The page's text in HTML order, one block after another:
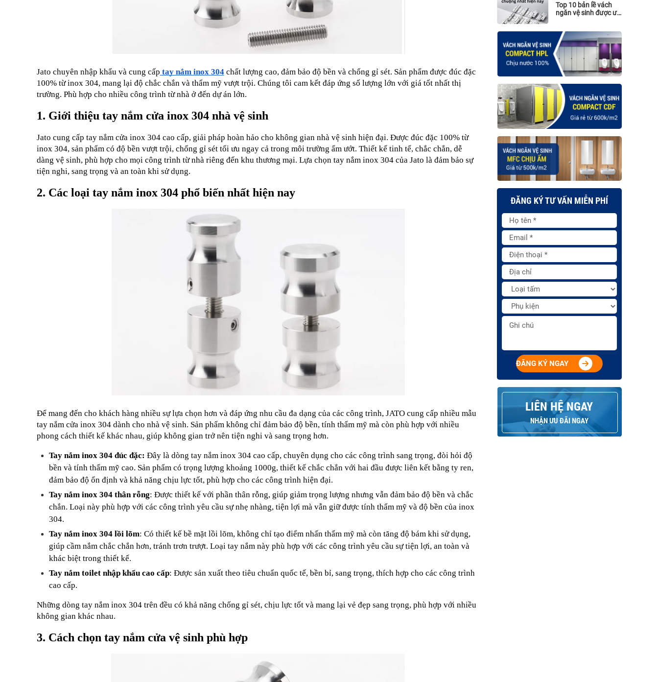
Jato chuyên nhập khẩu và cung cấp tay nắm inox 304 chất lượng cao, đảm bảo độ bền và chống gỉ sét. Sản phẩm được đúc đặc
100% từ inox 304, mang lại độ chắc chắn và thẩm mỹ vượt trội. Chúng tôi cam kết đáp ứng số lượng lớn với giá tốt nhất thị
trường. Phù hợp cho nhiều công trình từ nhà ở đến dự án lớn.
1. Giới thiệu tay nắm cửa inox 304 nhà vệ sinh
Jato cung cấp tay nắm cửa inox 304 cao cấp, giải pháp hoàn hảo cho không gian nhà vệ sinh hiện đại. Được đúc đặc 100% từ
inox 304, sản phẩm có độ bền vượt trội, chống gỉ sét tối ưu ngay cả trong môi trường ẩm ướt. Thiết kế tinh tế, chắc chắn, dễ
dàng vệ sinh, phù hợp cho mọi công trình từ nhà riêng đến khu thương mại. Lựa chọn tay nắm inox 304 của Jato là đảm bảo sự
tiện nghi, sang trọng và an toàn khi sử dụng.
2. Các loại tay nắm inox 304 phổ biến nhất hiện nay
Để mang đến cho khách hàng nhiều sự lựa chọn hơn và đáp ứng nhu cầu đa dạng của các công trình, JATO cung cấp nhiều mẫu
tay nắm cửa inox 304 dành cho nhà vệ sinh. Sản phẩm không chỉ đảm bảo độ bền, tính thẩm mỹ mà còn phù hợp với nhiều
phong cách thiết kế khác nhau, giúp không gian trở nên tiện nghi và sang trọng hơn.
Tay nắm inox 304 đúc đặc: Đây là dòng tay nắm inox 304 cao cấp, chuyên dụng cho các công trình sang trọng, đòi hỏi độ
bền và tính thẩm mỹ cao. Sản phẩm có trọng lượng khoảng 1000g, thiết kế chắc chắn với hai đầu được liên kết bằng ty ren,
đảm bảo độ ổn định và khả năng chịu lực tốt, phù hợp cho các công trình hiện đại.
Tay nắm inox 304 thân rỗng: Được thiết kế với phần thân rỗng, giúp giảm trọng lượng nhưng vẫn đảm bảo độ bền và chắc
chắn. Loại này phù hợp với các công trình yêu cầu sự nhẹ nhàng, tiện lợi mà vẫn giữ được tính thẩm mỹ và độ bền của inox
304.
Tay nắm inox 304 lồi lõm: Có thiết kế bề mặt lồi lõm, không chỉ tạo điểm nhấn thẩm mỹ mà còn tăng độ bám khi sử dụng,
giúp cầm nắm chắc chắn hơn, tránh trơn trượt. Loại tay nắm này phù hợp với các công trình yêu cầu sự tiện lợi, an toàn và
khác biệt trong thiết kế.
Tay nắm toilet nhập khẩu cao cấp: Được sản xuất theo tiêu chuẩn quốc tế, bền bỉ, sang trọng, thích hợp cho các công trình
cao cấp.
Những dòng tay nắm inox 304 trên đều có khả năng chống gỉ sét, chịu lực tốt và mang lại vẻ đẹp sang trọng, phù hợp với nhiều
không gian khác nhau.
3. Cách chọn tay nắm cửa vệ sinh phù hợp
Top 10 bản lề vách
ngăn vệ sinh được ưa
lượng và sẵn hàng
ĐĂNG KÝ TƯ VẤN MIỄN PHÍ
ĐĂNG KÝ NGAY
LIÊN HỆ NGAY
NHẬN ƯU ĐÃI NGAY